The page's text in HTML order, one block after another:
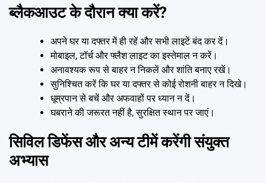
ब्लैकआउट के दौरान क्या करें?
अपने घर या दफ्तर में ही रहें और सभी लाइटें बंद कर दें।
मोबाइल, टॉर्च और फ्लैश लाइट का इस्तेमाल न करें।
अनावश्यक रूप से बाहर न निकलें और शांति बनाए रखें।
सुनिश्चित करें कि घर या दफ्तर से कोई रोशनी बाहर न दिखे।
धूम्रपान से बचें और अफवाहों पर ध्यान न दें।
घबराने की जरूरत नहीं है, सुरक्षित स्थान पर जाएं।
सिविल डिफेंस और अन्य टीमें करेंगी संयुक्त
अभ्यास